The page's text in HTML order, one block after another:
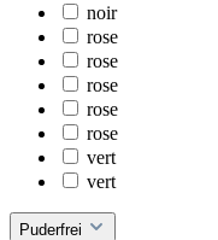
noir
rose
rose
rose
rose
rose
vert
vert
Puderfrei